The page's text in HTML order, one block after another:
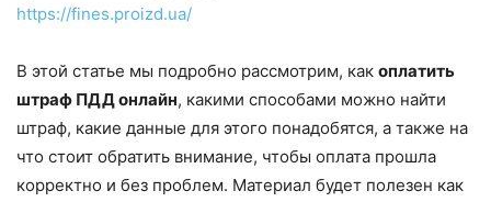
https://fines.proizd.ua/
В этой статье мы подробно рассмотрим, как оплатить
штраф ПДД онлайн, какими способами можно найти
штраф, какие данные для этого понадобятся, а также на
что стоит обратить внимание, чтобы оплата прошла
корректно и без проблем. Материал будет полезен как